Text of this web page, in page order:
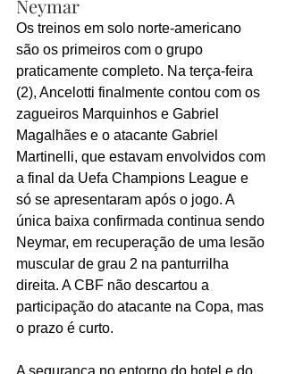
Neymar
Os treinos em solo norte-americano
são os primeiros com o grupo
praticamente completo. Na terça-feira
(2), Ancelotti finalmente contou com os
zagueiros Marquinhos e Gabriel
Magalhães e o atacante Gabriel
Martinelli, que estavam envolvidos com
a final da Uefa Champions League e
só se apresentaram após o jogo. A
única baixa confirmada continua sendo
Neymar, em recuperação de uma lesão
muscular de grau 2 na panturrilha
direita. A CBF não descartou a
participação do atacante na Copa, mas
o prazo é curto.
A segurança no entorno do hotel e do